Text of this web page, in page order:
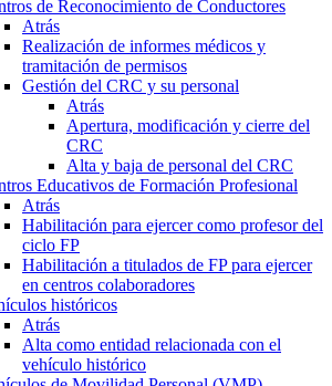
de Reconocimiento de Conductores
Atrás
Realización de informes médicos y
tramitación de permisos
Gestión del CRC y su personal
Atrás
Apertura, modificación y cierre del
CRC
Alta y baja de personal del CRC
Educativos de Formación Profesional
Atrás
Habilitación para ejercer como profesor del
ciclo FP
Habilitación a titulados de FP para ejercer
en centros colaboradores
históricos
Atrás
Alta como entidad relacionada con el
vehículo histórico